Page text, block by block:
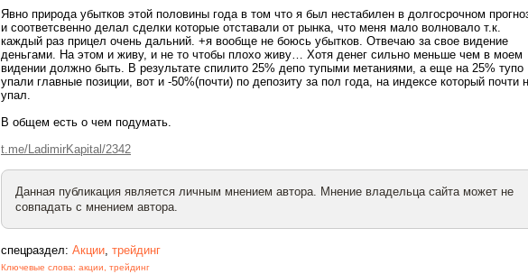
Явно природа убытков этой половины года в том что я был нестабилен в долгосрочном
и соответсвенно делал сделки которые отставали от рынка, что меня мало волновало т.к.
каждый раз прицел очень дальний. +я вообще не боюсь убытков. Отвечаю за свое видение
деньгами. На этом и живу, и не то чтобы плохо живу… Хотя денег сильно меньше чем в моем
видении должно быть. В результате спилито 25% депо тупыми метаниями, а еще на 25% тупо
упали главные позиции, вот и -50%(почти) по депозиту за пол года, на индексе который почти
упал.
В общем есть о чем подумать.
t.me/LadimirKapital/2342
Данная публикация является личным мнением автора. Мнение владельца сайта может не
совпадать с мнением автора.
спецраздел: Акции, трейдинг
Ключевые слова: акции, трейдинг